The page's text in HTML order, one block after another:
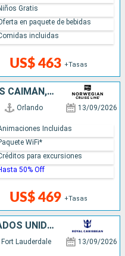
US$ 463 +Tasas
Gratis
en paquete de bebidas
incluidas
BAHAMAS, JAMAICA, ISLAS CAIMÁN, MÉXICO, ESTADOS UNIDOS
Orlando 13/09/2026
US$ 469 +Tasas
Incluidas
WiFi*
para excursiones
50% Off
BAHAMAS, JAMAICA, ESTADOS UNIDOS
Fort Lauderdale 13/09/2026